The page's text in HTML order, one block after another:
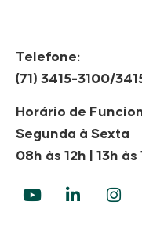
Telefone:
(71) 3415-3100/
Horário de
Segunda à Sexta
08h às 12h | 13h às